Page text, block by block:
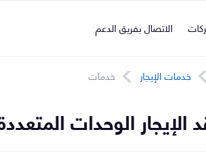
الاتصال بفريق الدعم
خدمات الإيجار خدمات
الإيجار الوحدات